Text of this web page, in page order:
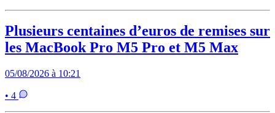
Plusieurs centaines d’euros de remises sur
les MacBook Pro M5 Pro et M5 Max
05/08/2026 à 10:21
• 4